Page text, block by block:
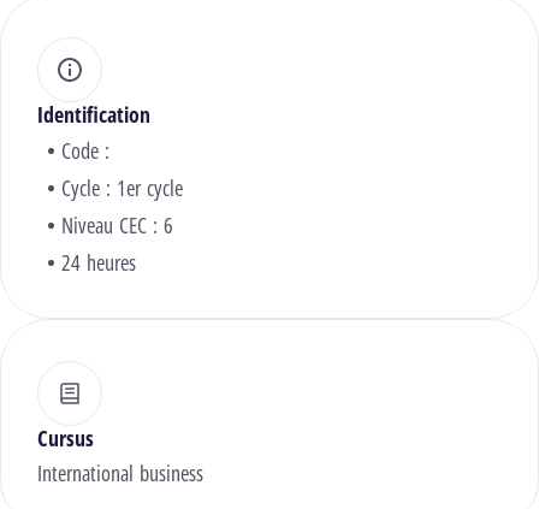
Identification
Code :
Cycle : 1er cycle
Niveau CEC : 6
24 heures
Cursus
International business